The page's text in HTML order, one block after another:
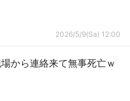
2026/5/9(Sa) 12:00
から連絡来て無事死亡ｗ